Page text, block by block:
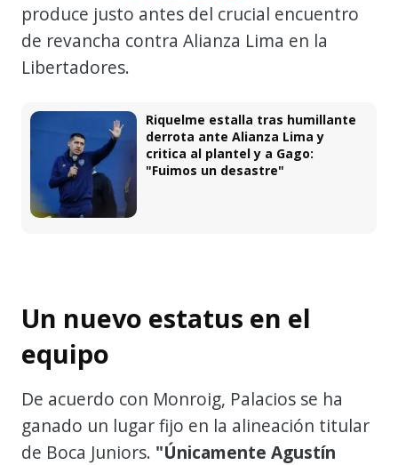
produce justo antes del crucial encuentro
de revancha contra Alianza Lima en la
Libertadores.
Riquelme estalla tras humillante
derrota ante Alianza Lima y
critica al plantel y a Gago:
"Fuimos un desastre"
Un nuevo estatus en el
equipo
De acuerdo con Monroig, Palacios se ha
ganado un lugar fijo en la alineación titular
de Boca Juniors. "Únicamente Agustín